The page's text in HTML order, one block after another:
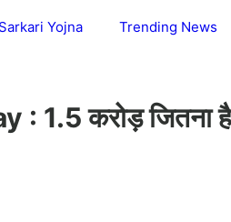
Sarkari Yojna Trending News
1.5 करोड़ जितना है